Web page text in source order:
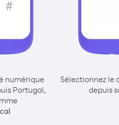
numérique
Portugal,
Sélectionnez le
depuis